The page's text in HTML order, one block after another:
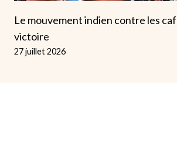
Le mouvement indien contre les
victoire
27 juillet 2026